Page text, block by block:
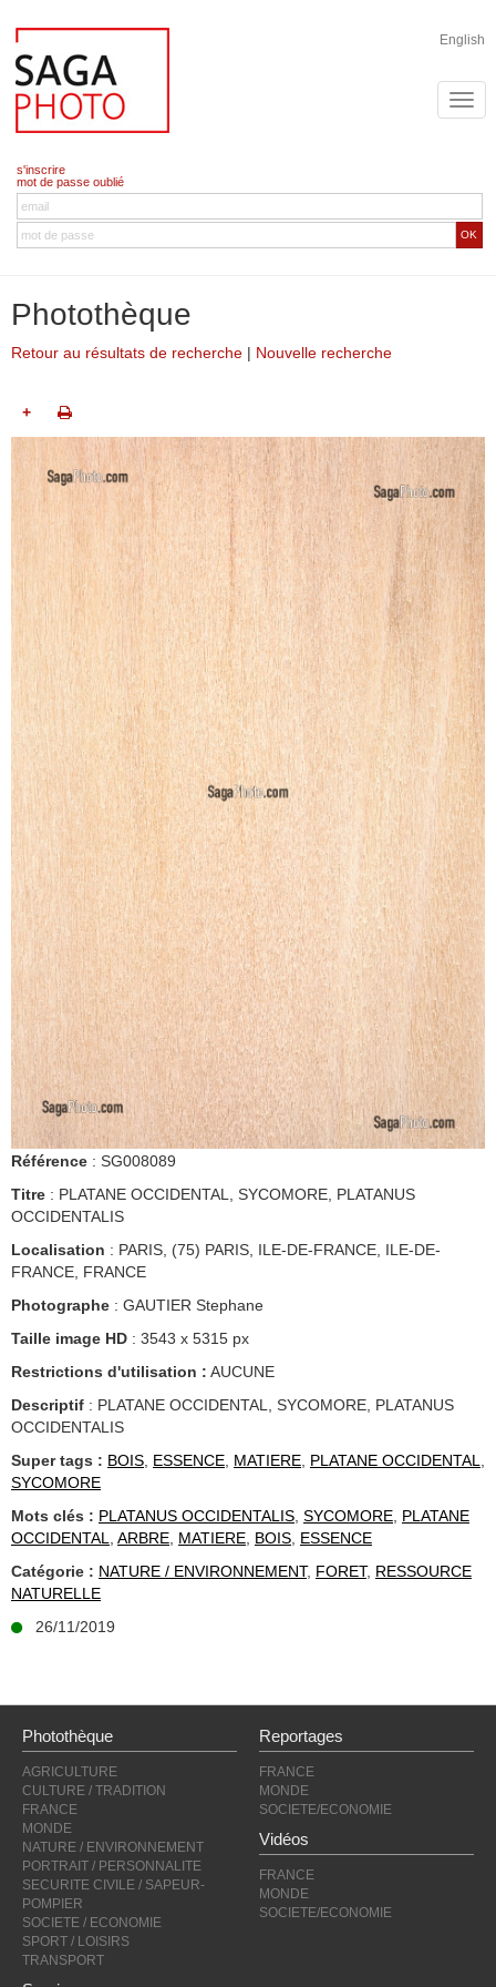
English
s'inscrire
mot de passe oublié
OK
Photothèque
Retour au résultats de recherche | Nouvelle recherche
+
Référence : SG008089
Titre : PLATANE OCCIDENTAL, SYCOMORE, PLATANUS
OCCIDENTALIS
Localisation : PARIS, (75) PARIS, ILE-DE-FRANCE, ILE-DE-
FRANCE, FRANCE
Photographe : GAUTIER Stephane
Taille image HD : 3543 x 5315 px
Restrictions d'utilisation : AUCUNE
Descriptif : PLATANE OCCIDENTAL, SYCOMORE, PLATANUS
OCCIDENTALIS
Super tags : BOIS, ESSENCE, MATIERE, PLATANE OCCIDENTAL,
SYCOMORE
Mots clés : PLATANUS OCCIDENTALIS, SYCOMORE, PLATANE
OCCIDENTAL, ARBRE, MATIERE, BOIS, ESSENCE
Catégorie : NATURE / ENVIRONNEMENT, FORET, RESSOURCE
NATURELLE
26/11/2019
Photothèque
AGRICULTURE
CULTURE / TRADITION
FRANCE
MONDE
NATURE / ENVIRONNEMENT
PORTRAIT / PERSONNALITE
SECURITE CIVILE / SAPEUR-
POMPIER
SOCIETE / ECONOMIE
SPORT / LOISIRS
TRANSPORT
Reportages
FRANCE
MONDE
SOCIETE/ECONOMIE
Vidéos
FRANCE
MONDE
SOCIETE/ECONOMIE